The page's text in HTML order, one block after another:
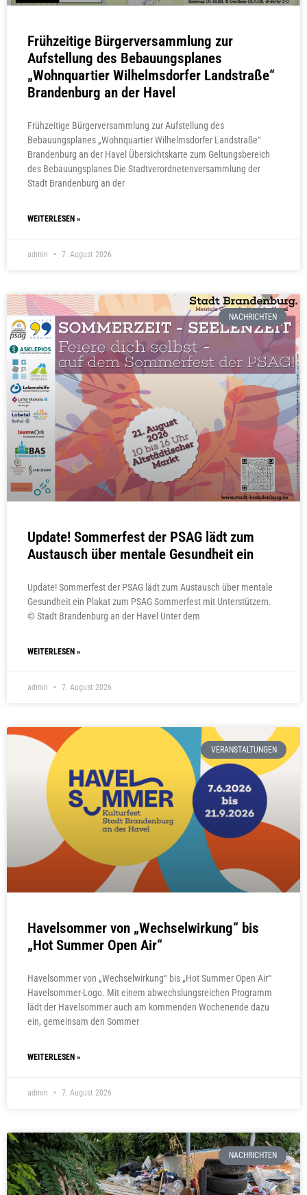
Frühzeitige Bürgerversammlung zur
Aufstellung des Bebauungsplanes
„Wohnquartier Wilhelmsdorfer Landstraße“
Brandenburg an der Havel
Frühzeitige Bürgerversammlung zur Aufstellung des
Bebauungsplanes „Wohnquartier Wilhelmsdorfer Landstraße“
Brandenburg an der Havel Übersichtskarte zum Geltungsbereich
des Bebauungsplanes Die Stadtverordnetenversammlung der
Stadt Brandenburg an der
WEITERLESEN »
admin 7. August 2026
NACHRICHTEN
Update! Sommerfest der PSAG lädt zum
Austausch über mentale Gesundheit ein
Update! Sommerfest der PSAG lädt zum Austausch über mentale
Gesundheit ein Plakat zum PSAG Sommerfest mit Unterstützern.
© Stadt Brandenburg an der Havel Unter dem
WEITERLESEN »
admin 7. August 2026
VERANSTALTUNGEN
Havelsommer von „Wechselwirkung“ bis
„Hot Summer Open Air“
Havelsommer von „Wechselwirkung“ bis „Hot Summer Open Air“
Havelsommer-Logo. Mit einem abwechslungsreichen Programm
lädt der Havelsommer auch am kommenden Wochenende dazu
ein, gemeinsam den Sommer
WEITERLESEN »
admin 7. August 2026
NACHRICHTEN